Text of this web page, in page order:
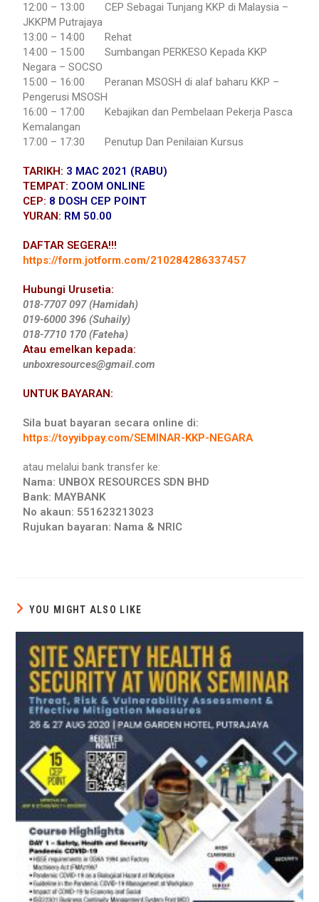
12:00 – 13:00 CEP Sebagai Tunjang KKP di Malaysia –
JKKPM Putrajaya
13:00 – 14:00 Rehat
14:00 – 15:00 Sumbangan PERKESO Kepada KKP
Negara – SOCSO
15:00 – 16:00 Peranan MSOSH di alaf baharu KKP –
Pengerusi MSOSH
16:00 – 17:00 Kebajikan dan Pembelaan Pekerja Pasca
Kemalangan
17:00 – 17:30 Penutup Dan Penilaian Kursus
TARIKH: 3 MAC 2021 (RABU)
TEMPAT: ZOOM ONLINE
CEP: 8 DOSH CEP POINT
YURAN: RM 50.00
DAFTAR SEGERA!!!
https://form.jotform.com/210284286337457
Hubungi Urusetia:
018-7707 097 (Hamidah)
019-6000 396 (Suhaily)
018-7710 170 (Fateha)
Atau emelkan kepada:
unboxresources@gmail.com
UNTUK BAYARAN:
Sila buat bayaran secara online di:
https://toyyibpay.com/SEMINAR-KKP-NEGARA
atau melalui bank transfer ke:
Nama: UNBOX RESOURCES SDN BHD
Bank: MAYBANK
No akaun: 551623213023
Rujukan bayaran: Nama & NRIC
YOU MIGHT ALSO LIKE